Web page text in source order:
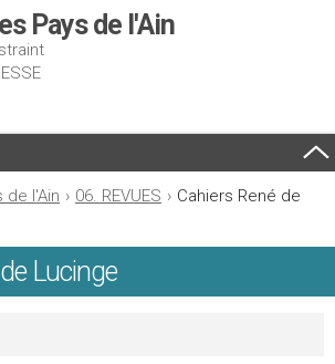
Pays de l'Ain
de l'Ain › 06. REVUES › Cahiers René de
Lucinge